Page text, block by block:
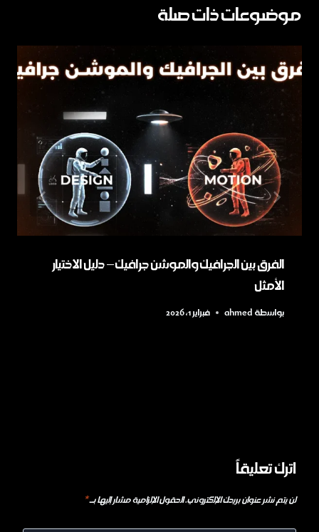
موضوعات ذات صلة
الفرق بين الجرافيك والموشن جرافيك​ – دليل الاختيار
الأمثل
بواسطة ahmed فبراير 1, 2026
اترك تعليقاً
لن يتم نشر عنوان بريدك الإلكتروني.الحقول الإلزامية مشار إليها بـ*